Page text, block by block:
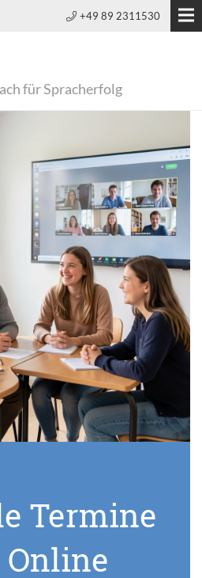
+49 89 2311530
für Spracherfolg
Termine